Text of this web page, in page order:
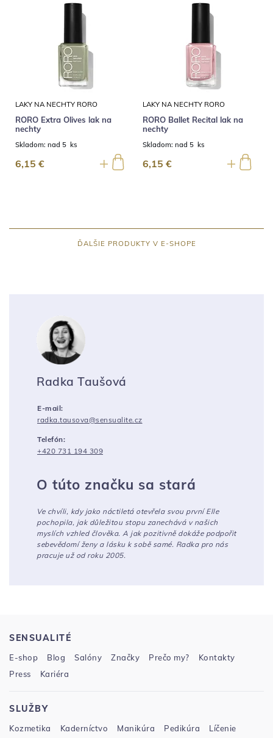
LAKY NA NECHTY RORO
RORO Extra Olives lak na
nechty
Skladom: nad 5 ks
6,15 €
LAKY NA NECHTY RORO
RORO Ballet Recital lak na
nechty
Skladom: nad 5 ks
6,15 €
ĎALŠIE PRODUKTY V E-SHOPE
Radka Taušová
E-mail:
radka.tausova@sensualite.cz
Telefón:
+420 731 194 309
O túto značku sa stará
Ve chvíli, kdy jako náctiletá otevřela svou první Elle
pochopila, jak důležitou stopu zanechává v našich
myslích vzhled člověka. A jak pozitivně dokáže podpořit
sebevědomí ženy a lásku k sobě samé. Radka pro nás
pracuje už od roku 2005.
SENSUALITÉ
E-shop Blog Salóny Značky Prečo my?
Kontakty
Press
Kariéra
SLUŽBY
Kozmetika Kaderníctvo Manikúra Pedikúra
Líčenie